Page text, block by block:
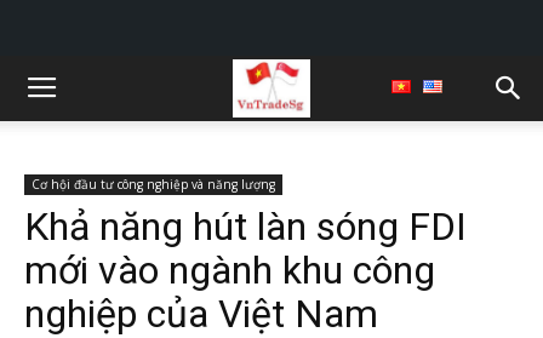
Cơ hội đầu tư công nghiệp và năng lượng
Khả năng hút làn sóng FDI
mới vào ngành khu công
nghiệp của Việt Nam